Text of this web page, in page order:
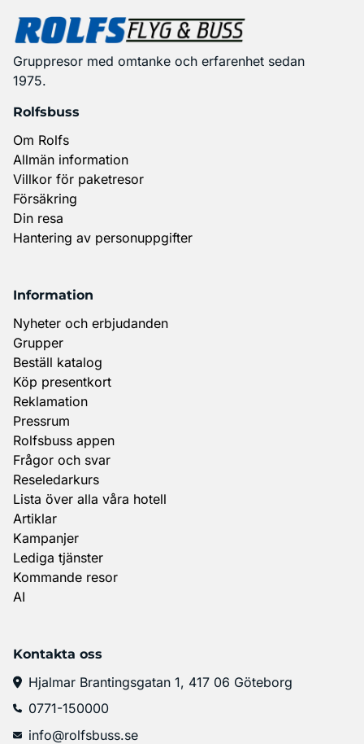
Gruppresor med omtanke och erfarenhet sedan
1975.
Rolfsbuss
Om Rolfs
Allmän information
Villkor för paketresor
Försäkring
Din resa
Hantering av personuppgifter
Information
Nyheter och erbjudanden
Grupper
Beställ katalog
Köp presentkort
Reklamation
Pressrum
Rolfsbuss appen
Frågor och svar
Reseledarkurs
Lista över alla våra hotell
Artiklar
Kampanjer
Lediga tjänster
Kommande resor
AI
Kontakta oss
Hjalmar Brantingsgatan 1, 417 06 Göteborg
0771-150000
info@rolfsbuss.se